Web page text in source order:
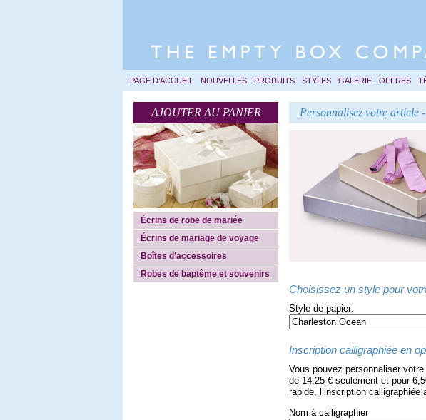
PAGE D’ACCUEIL NOUVELLES PRODUITS STYLES GALERIE OFFRES
AJOUTER AU PANIER
Écrins de robe de mariée
Écrins de mariage de voyage
Boîtes d’accessoires
Robes de baptême et souvenirs
Personnalisez votre article
Choisissez un style pour
Style de papier:
Inscription calligraphiée en
Vous pouvez personnaliser
de 14,25 € seulement et pour
rapide, l’inscription
Nom à calligraphier